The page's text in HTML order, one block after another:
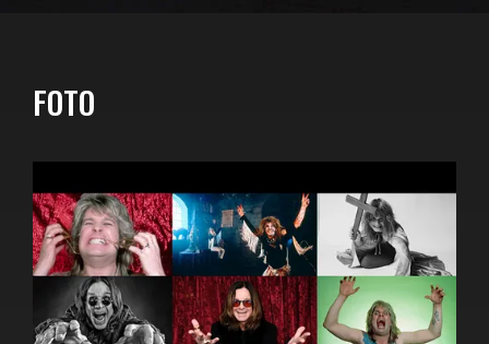
FOTO